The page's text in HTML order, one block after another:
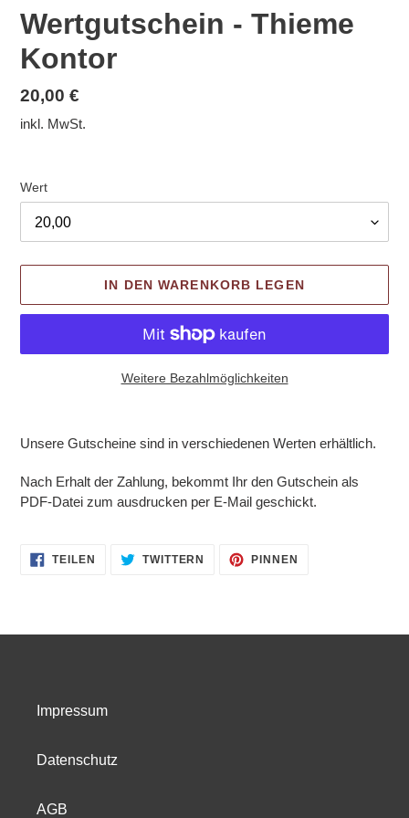
Wertgutschein - Thieme
Kontor
Normaler
Preis
20,00 €
inkl. MwSt.
Wert
IN DEN WARENKORB LEGEN
Weitere Bezahlmöglichkeiten
wird
Warenkorb
hinzugefügt
Unsere Gutscheine sind in verschiedenen Werten erhältlich.
Nach Erhalt der Zahlung, bekommt Ihr den Gutschein als
PDF-Datei zum ausdrucken per E-Mail geschickt.
TEILEN
FACEBOOK
TWITTERN AUF
TWITTER
PINNEN
Impressum
Datenschutz
AGB